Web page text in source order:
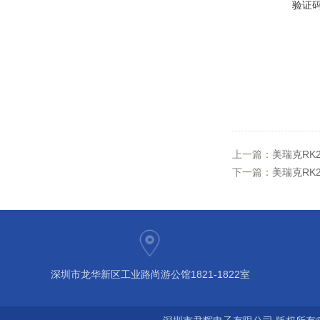
验证
上一篇： 美瑞克
下一篇： 美瑞克
深圳市龙华新区工业路尚游公馆1821-1822室